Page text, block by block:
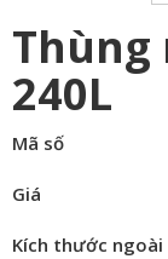
Thùng
240L
Mã số
Giá
Kích thước ngoài